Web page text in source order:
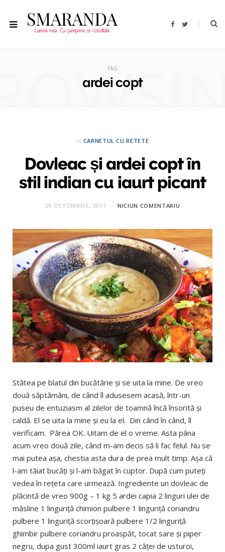
F
T
TAG
ardei copt
in CARNETUL CU RETETE
Dovleac și ardei copt în
stil indian cu iaurt picant
29 OCTOMBRIE, 2017 NICIUN COMENTARIU
Stătea pe blatul din bucătărie și se uita la mine. De vreo
două săptămâni, de când îl adusesem acasă, într-un
puseu de entuziasm al zilelor de toamnă încă însorită și
caldă. El se uita la mine și eu la el. Din când în când, îl
verificam. Părea OK. Uitam de el o vreme. Asta pâna
acum vreo două zile, când m-am decis să îi fac felul. Nu se
mai putea așa, chestia asta dura de prea mult timp. Așa că
l-am tăiat bucăți și l-am băgat în cuptor. După cum puteți
vedea în rețeta care urmează. Ingrediente un dovleac de
plăcintă de vreo 900g – 1 kg 5 ardei capia 2 linguri ulei de
măsline 1 linguriță chimion pulbere 1 linguriță coriandru
pulbere 1 linguriță scorțișoară pulbere 1/2 linguriță
ghimbir pulbere coriandru proaspăt, tocat sare și piper
negru, dupa gust 300ml iaurt gras 2 căței de usturoi,